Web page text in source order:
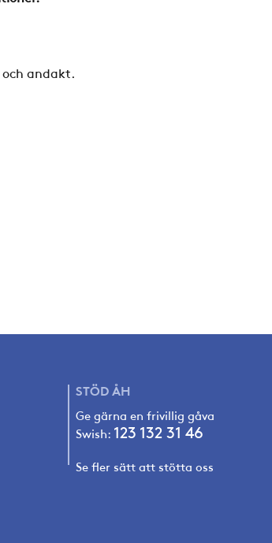
andakt.
STÖDÅH
Ge gärna en frivillig gåva
Swish: 123 132 31 46
Se fler sätt att stötta oss